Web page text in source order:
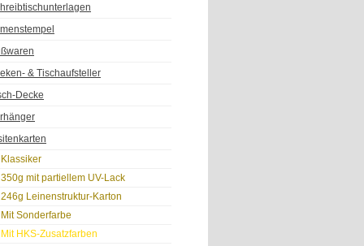
& Tischaufsteller
Decke
Klassiker
350g mit partiellem UV-Lack
246g Leinenstruktur-Karton
Mit Sonderfarbe
Mit HKS-Zusatzfarben